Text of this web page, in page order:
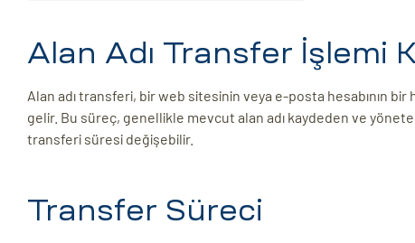
Alan Adı Transfer İşlemi
Alan adı transferi, bir web sitesinin veya e-posta hesabının bir
gelir. Bu süreç, genellikle mevcut alan adı kaydeden ve
transferi süresi değişebilir.
Transfer Süreci